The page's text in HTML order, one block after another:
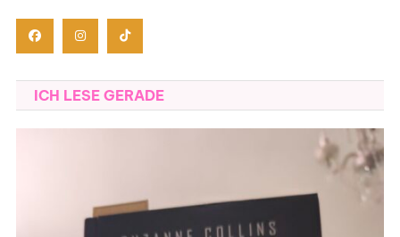
ICH LESE GERADE